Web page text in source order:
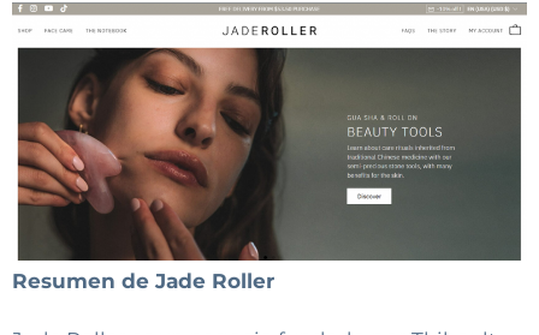
Resumen de Jade Roller